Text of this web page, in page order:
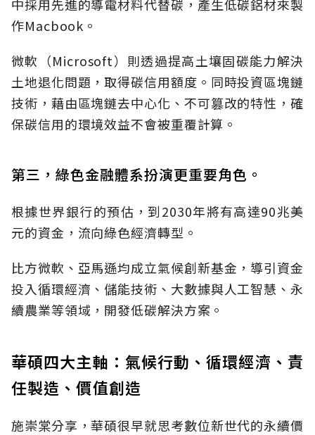
中採用先進的導電材料代替碳，產生低碳鋁材來製
作Macbook。
微軟（Microsoft）則透過提高土壤固碳能力解決
土地退化問題，取得碳信用額度。同時投資區塊鏈
技術，藉由區塊鏈去中心化、不可篡改的特性，確
保碳信用的環境效益不會被重覆計算。
第三，綠色金融體系扮演更重要角色。
根據世界銀行的預估，到2030年將有高達90兆美
元的資金，流向綠色經濟轉型。
比方微軟、亞馬遜均成立氣候創新基金，導引資金
投入循環經濟、儲能技術、大數據與人工智慧、永
續農業等領域，開發低碳解決方案。
華碩四大主軸：氣候行動、循環經濟、責
任製造、價值創造
施崇棠分享，華碩很早就思考數位新世代的永續價